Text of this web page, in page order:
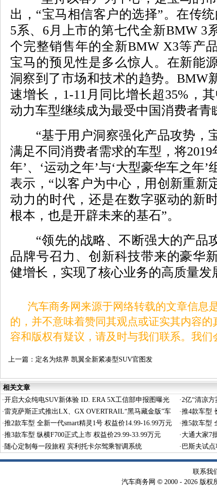
出，“宝马相信客户的选择”。在传
5系、6月上市的第七代全新BMW 3
个完整销售年的全新BMW X3等产
宝马的预见性是多么惊人。在新能
洞察到了市场和技术的趋势。BMW
速增长，1-11月同比增长超35%，
动力车型继续成为最受中国消费者
“基于用户洞察强化产品攻势，
满足不同消费者需求的车型，将
年’、‘运动之年’与‘大型豪华车之年’
表示，“以客户为中心，用创新重新
动力的时代，还是在数字驱动的新
根本，也是开辟未来的基石”。
“领先的战略、不断强大的产品
品牌号召力、创新科技带来的豪华
健增长，实现了核心业务的高质量发
汽车商务网来源于网络转载的文章信息
的，并不意味着赞同其观点或证实其内容
容和版权有疑议，请及时与我们联系。我
上一篇： 定名为炫界 凯翼全新紧凑型SUV官图发
相关文章
·开启大众纯电SUV新体验 ID. ERA 5X工信部申报图曝光 ·2亿“清凉
·雷克萨斯正式推出LX、GX OVERTRAIL“黑马藏金版”车
型
·推4款车型
·推2款车型 全新一代smart精灵1号 权益价14.99-16.99万元 ·推5款车型
·推3款车型 纵横F700正式上市 权益价29.99-33.99万元 · 大通大家7
· 随心定制每一段旅程 宾利托卡尔驾乘智调系统 · 巴斯夫试
术
联系我
汽车商务网 © 2000 - 2026 版权